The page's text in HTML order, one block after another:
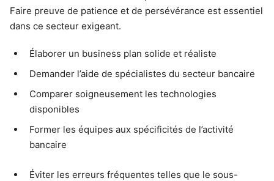
Faire preuve de patience et de persévérance est essentiel
dans ce secteur exigeant.
Élaborer un business plan solide et réaliste
Demander l’aide de spécialistes du secteur bancaire
Comparer soigneusement les technologies
disponibles
Former les équipes aux spécificités de l’activité
bancaire
Éviter les erreurs fréquentes telles que le sous-